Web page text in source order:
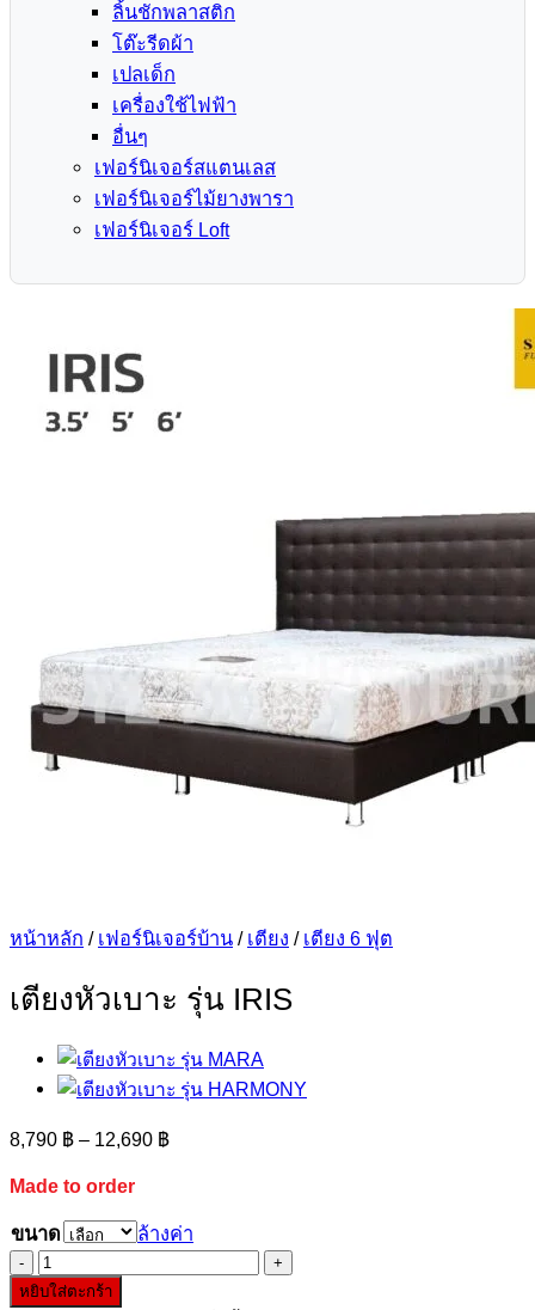
ลิ้นชักพลาสติก
โต๊ะรีดผ้า
เปลเด็ก
เครื่องใช้ไฟฟ้า
อื่นๆ
เฟอร์นิเจอร์สแตนเลส
เฟอร์นิเจอร์ไม้ยางพารา
เฟอร์นิเจอร์ Loft
หน้าหลัก / เฟอร์นิเจอร์บ้าน / เตียง / เตียง 6 ฟุต
เตียงหัวเบาะ รุ่น IRIS
8,790 ฿ – 12,690 ฿
12,690 ฿
Made to order
ขนาด
ล้างค่า
จำนวน
เตียง
หยิบใส่ตะกร้า